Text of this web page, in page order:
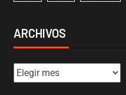
ARCHIVOS